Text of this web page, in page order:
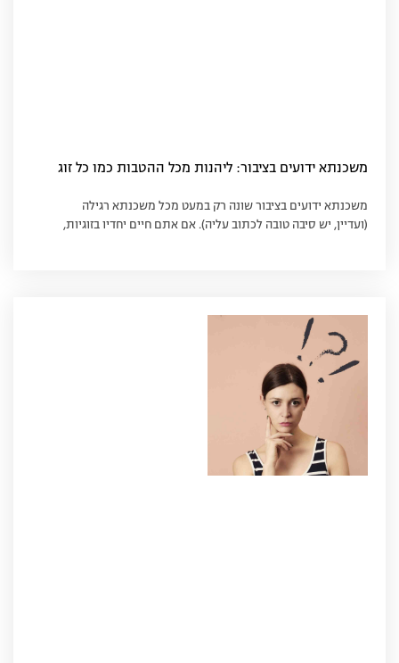
משכנתא ידועים בציבור: ליהנות מכל ההטבות כמו כל זוג
משכנתא ידועים בציבור שונה רק במעט מכל משכנתא רגילה
(ועדיין, יש סיבה טובה לכתוב עליה). אם אתם חיים יחדיו בזוגיות,